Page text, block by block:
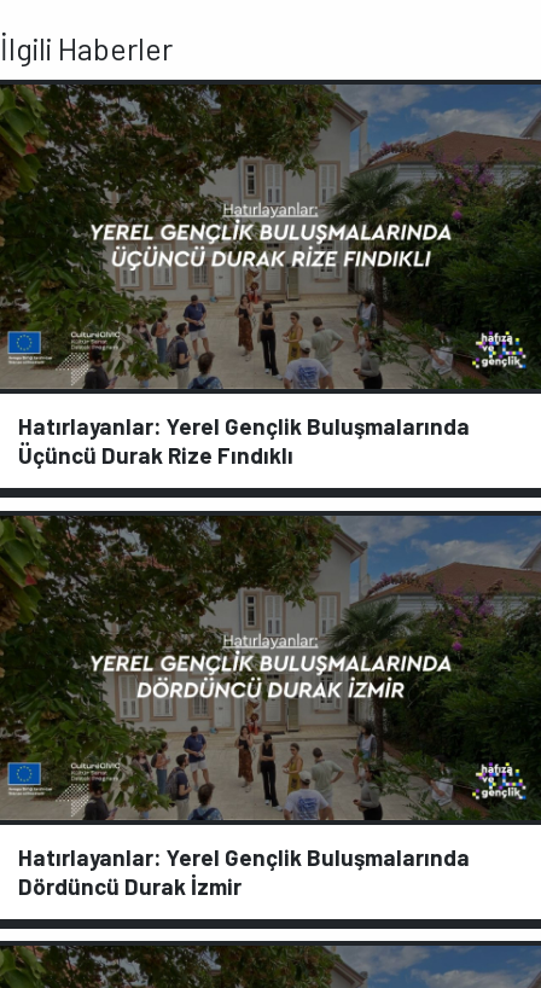
İlgili Haberler
Hatırlayanlar: Yerel Gençlik Buluşmalarında
Üçüncü Durak Rize Fındıklı
Hatırlayanlar: Yerel Gençlik Buluşmalarında
Dördüncü Durak İzmir